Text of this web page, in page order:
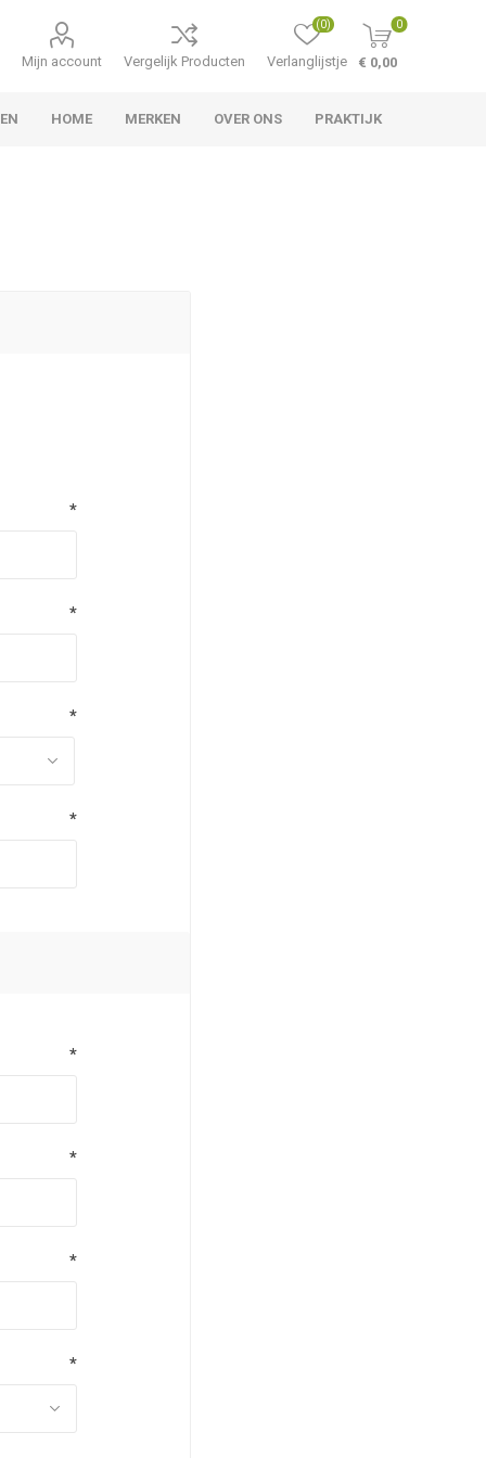
Mijn account Vergelijk Producten Verlanglijstje
(0) 0
€ 0,00
HOME MERKEN OVER ONS PRAKTIJK
*
*
*
*
*
*
*
*